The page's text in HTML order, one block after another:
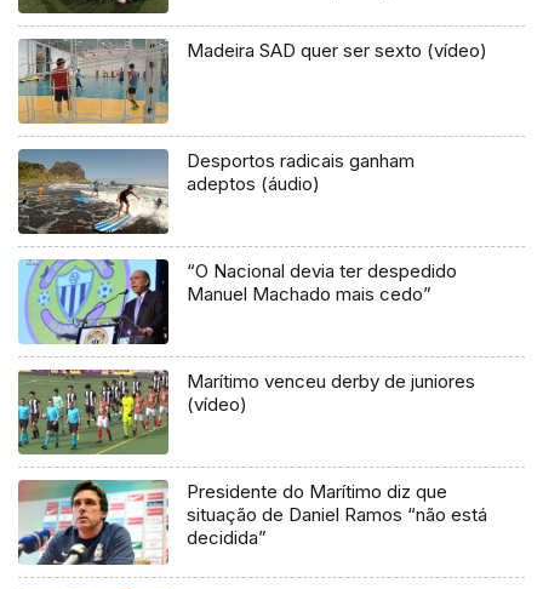
Madeira SAD quer ser sexto (vídeo)
Desportos radicais ganham
adeptos (áudio)
“O Nacional devia ter despedido
Manuel Machado mais cedo”
Marítimo venceu derby de juniores
(vídeo)
Presidente do Marítimo diz que
situação de Daniel Ramos “não está
decidida”